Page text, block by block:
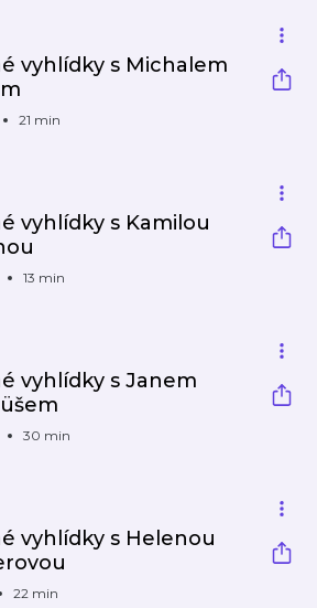
vyhlídky s Michalem
21 min
vyhlídky s Kamilou
13 min
vyhlídky s Janem
30 min
vyhlídky s Helenou
22 min